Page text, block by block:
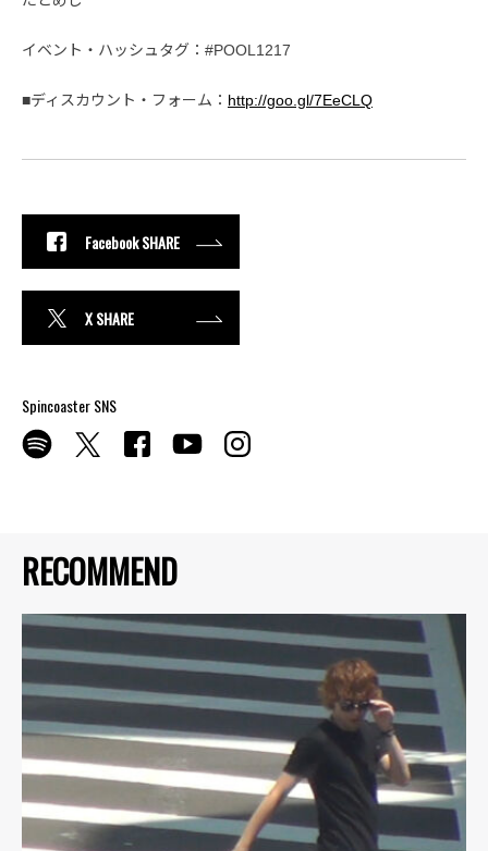
RECOMMEND
イベント・ハッシュタグ：#POOL1217
■ディスカウント・フォーム： http://goo.gl/7EeCLQ
Facebook SHARE
X SHARE
Spincoaster SNS